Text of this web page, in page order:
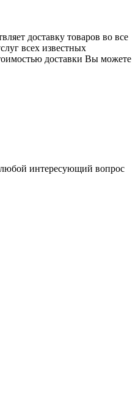
доставку товаров во все
всех известных
доставки Вы можете
интересующий вопрос